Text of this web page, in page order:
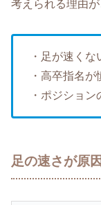
考えられる理由が
・足が速くな
・高卒指名
・ポジション
足の速さが原